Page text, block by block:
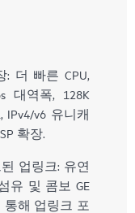
더 빠른 CPU,
대역폭, 128K
IPv4/v6 유니캐
확장.
업링크: 유연
유 및 콤보 GE
해 업링크 포